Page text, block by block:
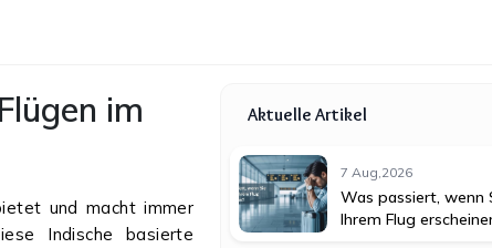
im
und macht immer
Indische basierte
Aktuelle Artikel
7 Aug,2026
Was passiert, wenn
Ihrem Flug